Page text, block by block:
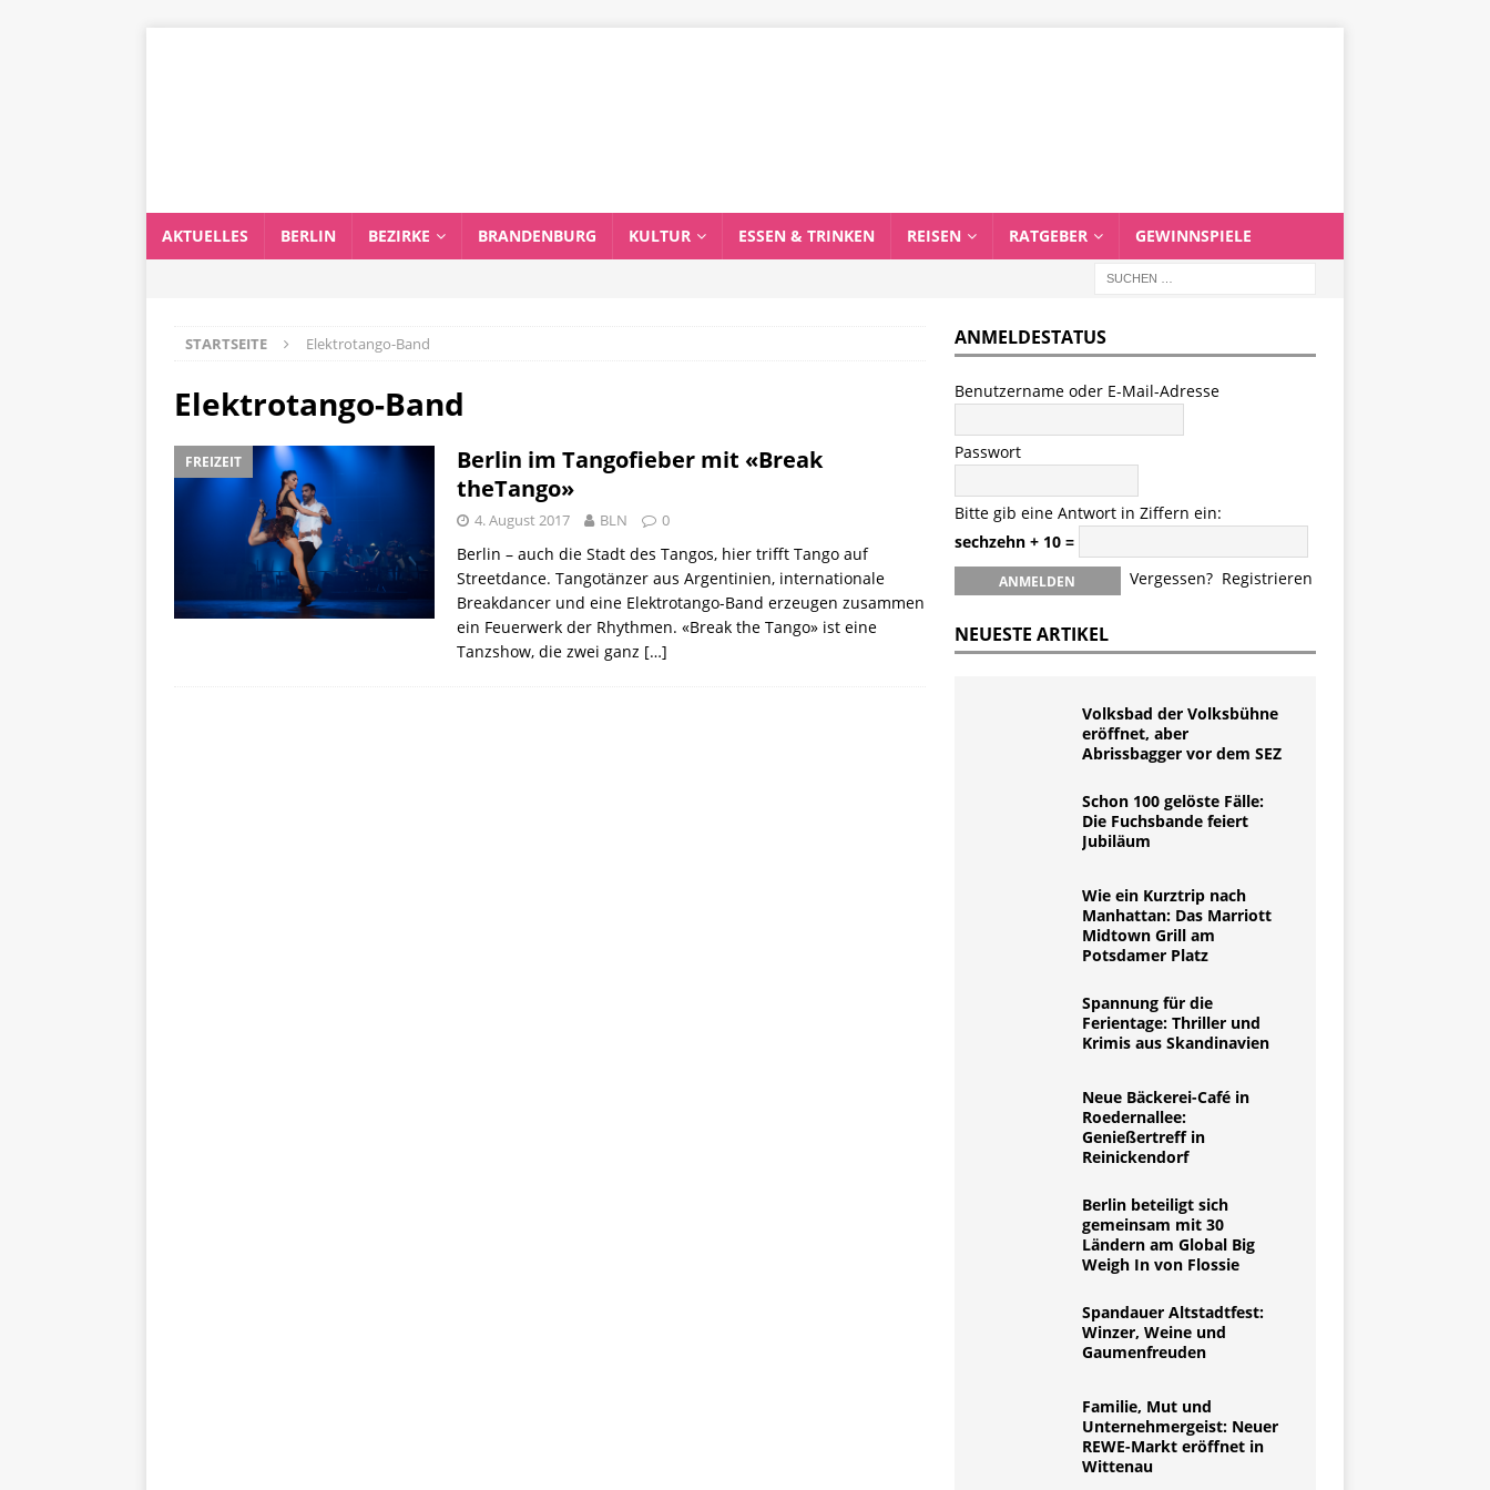
AKTUELLES BERLIN BEZIRKE BRANDENBURG KULTUR ESSEN & TRINKEN REISEN RATGEBER GEWINNSPIELE
STARTSEITE Elektrotango-Band
Elektrotango-Band
FREIZEIT
Berlin im Tangofieber mit «Break
theTango»
4. August 2017 BLN 0
Berlin – auch die Stadt des Tangos, hier trifft Tango auf
Streetdance. Tangotänzer aus Argentinien, internationale
Breakdancer und eine Elektrotango-Band erzeugen zusammen
ein Feuerwerk der Rhythmen. «Break the Tango» ist eine
Tanzshow, die zwei ganz […]
ANMELDESTATUS
Benutzername oder E-Mail-Adresse
Passwort
Bitte gib eine Antwort in Ziffern ein:
sechzehn + 10 =
Vergessen? Registrieren
NEUESTE ARTIKEL
Volksbad der Volksbühne
eröffnet, aber
Abrissbagger vor dem SEZ
Schon 100 gelöste Fälle:
Die Fuchsbande feiert
Jubiläum
Wie ein Kurztrip nach
Manhattan: Das Marriott
Midtown Grill am
Potsdamer Platz
Spannung für die
Ferientage: Thriller und
Krimis aus Skandinavien
Neue Bäckerei-Café in
Roedernallee:
Genießertreff in
Reinickendorf
Berlin beteiligt sich
gemeinsam mit 30
Ländern am Global Big
Weigh In von Flossie
Spandauer Altstadtfest:
Winzer, Weine und
Gaumenfreuden
Familie, Mut und
Unternehmergeist: Neuer
REWE-Markt eröffnet in
Wittenau